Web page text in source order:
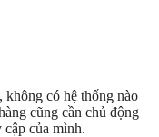
có hệ thống nào
cũng cần chủ động
của mình.